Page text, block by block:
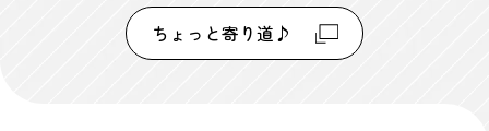
ちょっと寄り道♪